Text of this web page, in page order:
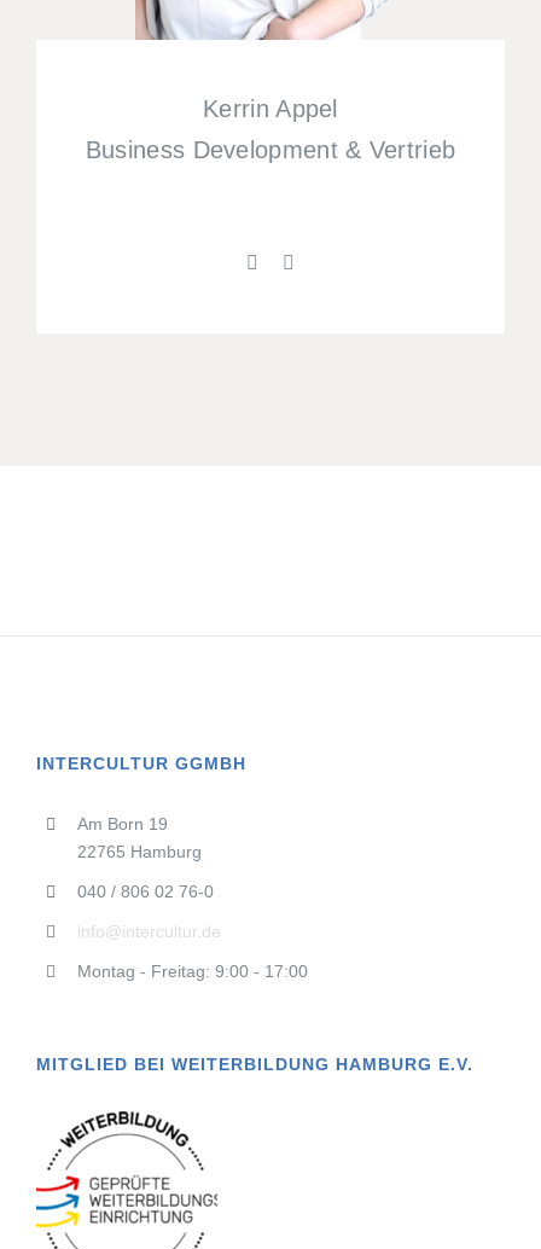
Kerrin Appel
Business Development & Vertrieb
INTERCULTUR GGMBH
Am Born 19
22765 Hamburg
040 / 806 02 76-0
info@intercultur.de
Montag - Freitag: 9:00 - 17:00
MITGLIED BEI WEITERBILDUNG HAMBURG E.V.